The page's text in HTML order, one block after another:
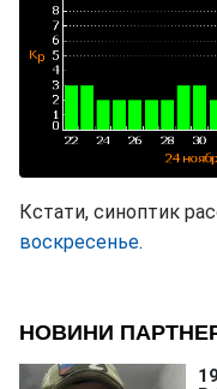
Кстати, синоптик
воскресенье.